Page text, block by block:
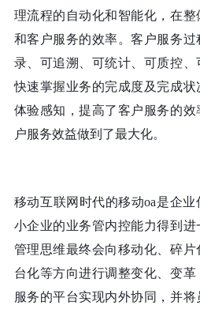
理流程的自动化和智能化，在
和客户服务的效率。客户服务
录、可追溯、可统计、可质控
快速掌握业务的完成度及完成
体验感知，提高了客户服务的
户服务效益做到了最大化。
移动互联网时代的移动oa是企
小企业的业务管内控能力得到
管理思维最终会向移动化、碎
台化等方向进行调整变化、变
服务的平台实现内外协同，并